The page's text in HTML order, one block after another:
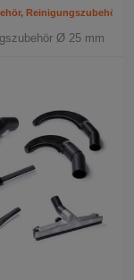
Reinigungszubehör
Ø 25 mm